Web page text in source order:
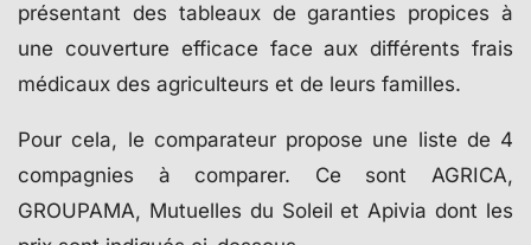
présentant des tableaux de garanties propices à
une couverture efficace face aux différents frais
médicaux des agriculteurs et de leurs familles.
Pour cela, le comparateur propose une liste de 4
compagnies à comparer. Ce sont AGRICA,
GROUPAMA, Mutuelles du Soleil et Apivia dont les